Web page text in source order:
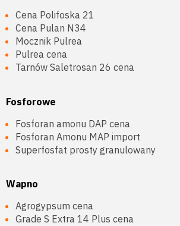
Cena Polifoska 21
Cena Pulan N34
Mocznik Pulrea
Pulrea cena
Tarnów Saletrosan 26 cena
Fosforowe
Fosforan amonu DAP cena
Fosforan Amonu MAP import
Superfosfat prosty granulowany
Wapno
Agrogypsum cena
Grade S Extra 14 Plus cena